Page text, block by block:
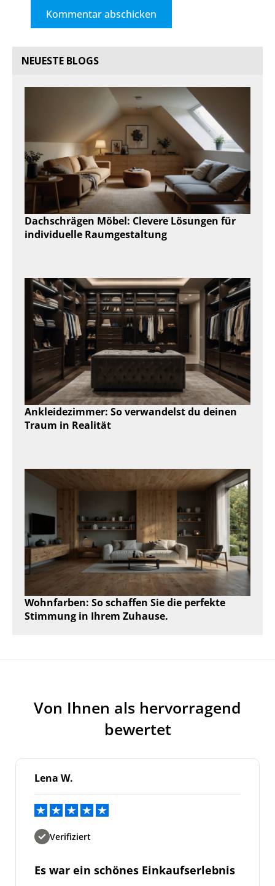
NEUESTE BLOGS
Dachschrägen Möbel: Clevere Lösungen für
individuelle Raumgestaltung
Ankleidezimmer: So verwandelst du deinen
Traum in Realität
Wohnfarben: So schaffen Sie die perfekte
Stimmung in Ihrem Zuhause.
Von Ihnen als hervorragend
bewertet
Lena W.
Verifiziert
Es war ein schönes Einkaufserlebnis